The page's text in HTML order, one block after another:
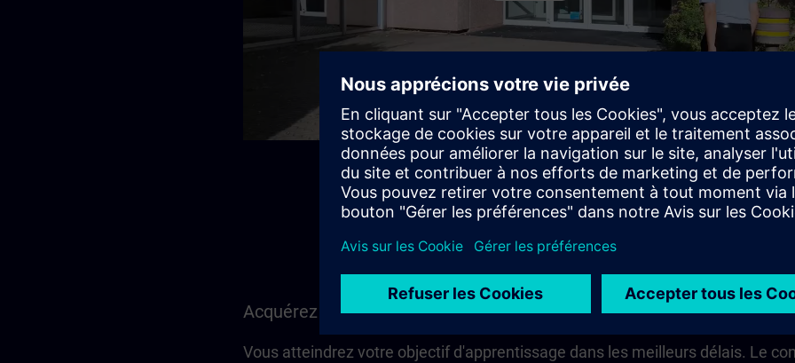
Video
Acquérez des connaissances rapidement, de manière concise et
Vous atteindrez votre objectif d'apprentissage dans les meilleurs délais. Le